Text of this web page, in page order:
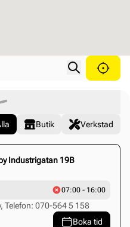
Search
Butik Verkstad
Industrigatan 19B
07:00 - 16:00
Telefon: 070-564 5 158
Boka tid